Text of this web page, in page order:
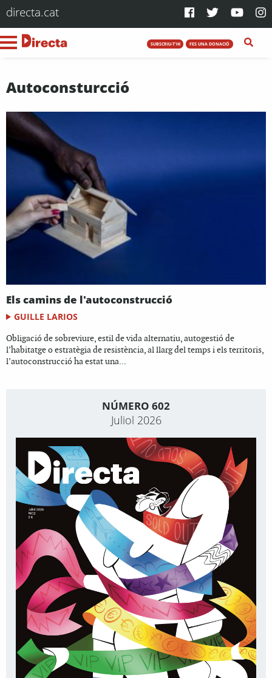
directa.cat
SUBSCRIU-T'HI FES UNA DONACIÓ
Autoconsturcció
Els camins de l'autoconstrucció
GUILLE LARIOS
Obligació de sobreviure, estil de vida alternatiu, autogestió de
l’habitatge o estratègia de resistència, al llarg del temps i els territoris,
l’autoconstrucció ha estat una...
NÚMERO 602
Juliol 2026